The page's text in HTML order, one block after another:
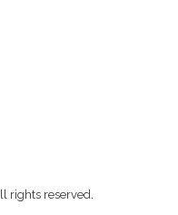
rights reserved.